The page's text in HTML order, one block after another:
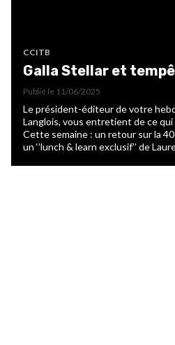
CCITB
Galla Stellar et
Publié le 11/06/2025
Le président-éditeur de votre
Langlois, vous entretient de ce qui
Cette semaine : un retour sur la
un ‘’lunch & learn exclusif’’ de